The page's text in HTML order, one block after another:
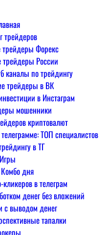
трейдеров
Форекс
России
каналы по трейдингу
трейдеры в ВК
в Инстаграм
мошенники
криптовалют
ТОП специалистов
в ТГ
Игры
Комбо дня
кликеров в телеграм
денег без вложений
с выводом денег
тапалки